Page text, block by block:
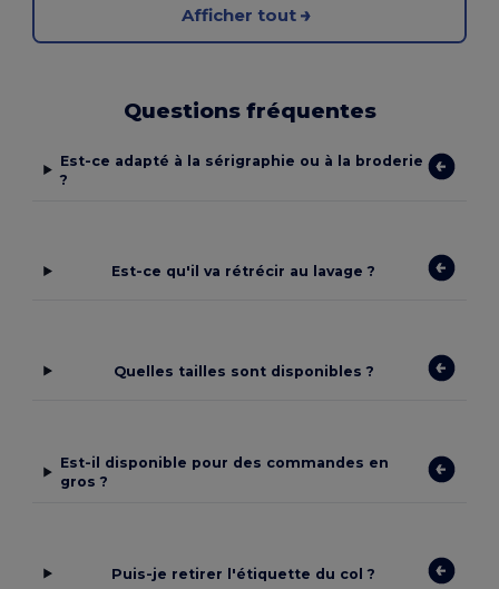
Afficher tout
Questions fréquentes
Est-ce adapté à la sérigraphie ou à la broderie
?
Est-ce qu'il va rétrécir au lavage ?
Quelles tailles sont disponibles ?
Est-il disponible pour des commandes en
gros ?
Puis-je retirer l'étiquette du col ?